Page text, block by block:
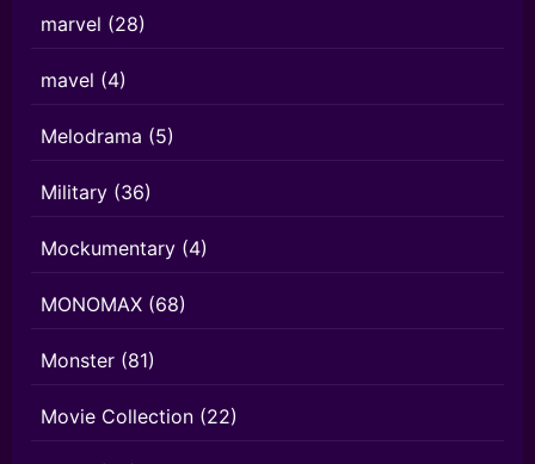
marvel (28)
mavel (4)
Melodrama (5)
Military (36)
Mockumentary (4)
MONOMAX (68)
Monster (81)
Movie Collection (22)